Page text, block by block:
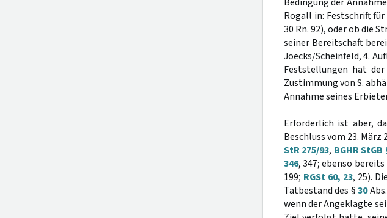
Rogall in: Festschrift für
30 Rn. 92), oder ob die
seiner Bereitschaft
Joecks/Scheinfeld, 4.
Feststellungen hat
Zustimmung von S.
Annahme seines
Erforderlich ist aber,
Beschluss vom 23. März
StR 275/93, BGHR
346, 347; ebenso bereits
199; RGSt 60, 23, 25).
Tatbestand des §30
wenn der Angeklagte